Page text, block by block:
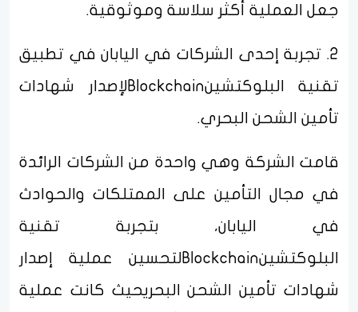
جعل العملية أكثر سلاسة وموثوقية.
2. تجربة إحدى الشركات في اليابان في تطبيق
تقنية البلوكتشينBlockchainلإصدار شهادات
تأمين الشحن البحري.
قامت الشركة وهي واحدة من الشركات الرائدة
في مجال التأمين على الممتلكات والحوادث
في اليابان، بتجربة تقنية
البلوكتشينBlockchainلتحسين عملية إصدار
شهادات تأمين الشحن البحريحيث كانت عملية